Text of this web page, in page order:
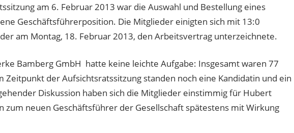
am 6. Februar 2013 war die Auswahl und Bestellung eines
Geschäftsführerposition. Die Mitglieder einigten sich mit 13:0
am Montag, 18. Februar 2013, den Arbeitsvertrag unterzeichnete.
Bamberg GmbH hatte keine leichte Aufgabe: Insgesamt waren 77
Zeitpunkt der Aufsichtsratssitzung standen noch eine Kandidatin und ein
Diskussion haben sich die Mitglieder einstimmig für Hubert
zum neuen Geschäftsführer der Gesellschaft spätestens mit Wirkung